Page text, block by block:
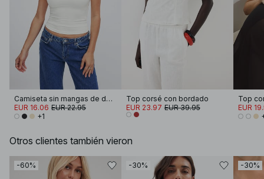
Camiseta sin mangas de doble pliegue
EUR 16.06 EUR 22.95
+1
Top corsé con bordado
EUR 23.97 EUR 39.95
EUR
Otros clientes también vieron
-60% -30% -30%